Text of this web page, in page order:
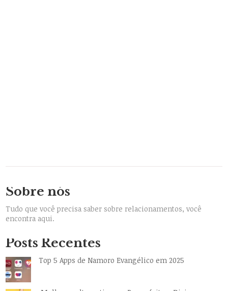
Sobre nós
Tudo que você precisa saber sobre relacionamentos, você
encontra aqui.
Posts Recentes
Top 5 Apps de Namoro Evangélico em 2025